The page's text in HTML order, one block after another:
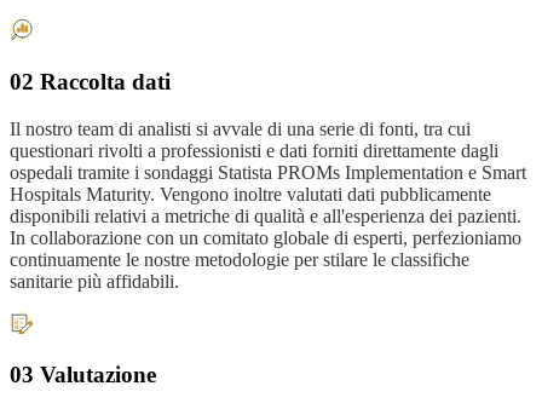
02 Raccolta dati
Il nostro team di analisti si avvale di una serie di fonti, tra cui
questionari rivolti a professionisti e dati forniti direttamente dagli
ospedali tramite i sondaggi Statista PROMs Implementation e Smart
Hospitals Maturity. Vengono inoltre valutati dati pubblicamente
disponibili relativi a metriche di qualità e all'esperienza dei pazienti.
In collaborazione con un comitato globale di esperti, perfezioniamo
continuamente le nostre metodologie per stilare le classifiche
sanitarie più affidabili.
03 Valutazione